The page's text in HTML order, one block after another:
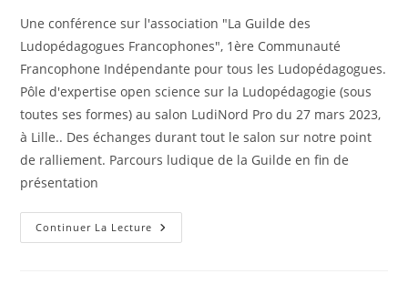
Une conférence sur l'association "La Guilde des
Ludopédagogues Francophones", 1ère Communauté
Francophone Indépendante pour tous les Ludopédagogues.
Pôle d'expertise open science sur la Ludopédagogie (sous
toutes ses formes) au salon LudiNord Pro du 27 mars 2023,
à Lille.. Des échanges durant tout le salon sur notre point
de ralliement. Parcours ludique de la Guilde en fin de
présentation
Continuer La Lecture Salon
LudiNord